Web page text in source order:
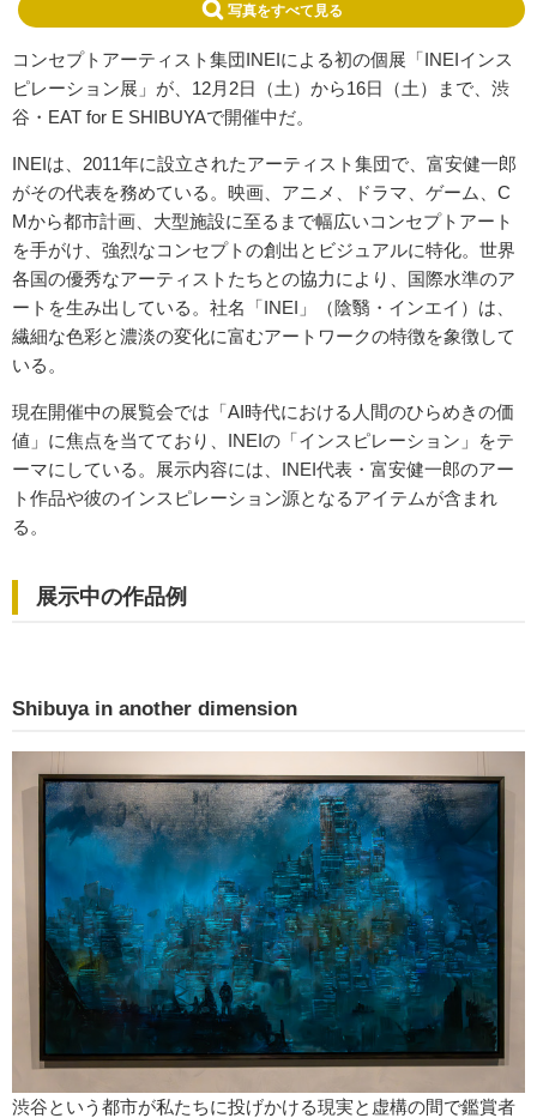
写真をすべて見る
コンセプトアーティスト集団INEIによる初の個展「INEIインス
ピレーション展」が、12月2日（土）から16日（土）まで、渋
谷・EAT for E SHIBUYAで開催中だ。
INEIは、2011年に設立されたアーティスト集団で、富安健一郎
がその代表を務めている。映画、アニメ、ドラマ、ゲーム、C
Mから都市計画、大型施設に至るまで幅広いコンセプトアート
を手がけ、強烈なコンセプトの創出とビジュアルに特化。世界
各国の優秀なアーティストたちとの協力により、国際水準のア
ートを生み出している。社名「INEI」（陰翳・インエイ）は、
繊細な色彩と濃淡の変化に富むアートワークの特徴を象徴して
いる。
現在開催中の展覧会では「AI時代における人間のひらめきの価
値」に焦点を当てており、INEIの「インスピレーション」をテ
ーマにしている。展示内容には、INEI代表・富安健一郎のアー
ト作品や彼のインスピレーション源となるアイテムが含まれ
る。
展示中の作品例
Shibuya in another dimension
渋谷という都市が私たちに投げかける現実と虚構の間で鑑賞者